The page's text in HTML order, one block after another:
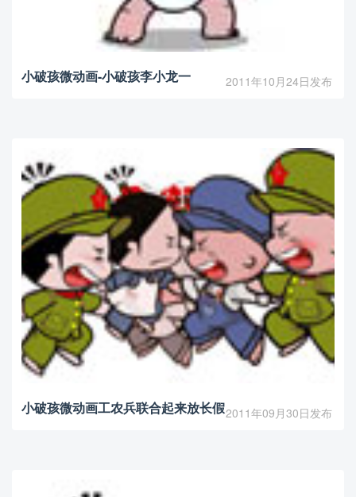
小破孩微动画-小破孩李小龙一 2011年10月24日发布
小破孩微动画工农兵联合起来放长假2011年09月30日发布